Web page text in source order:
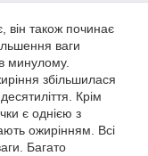
він також починає
ваги
минулому.
збільшилася
Крім
є однією з
ожирінням. Всі
Багато